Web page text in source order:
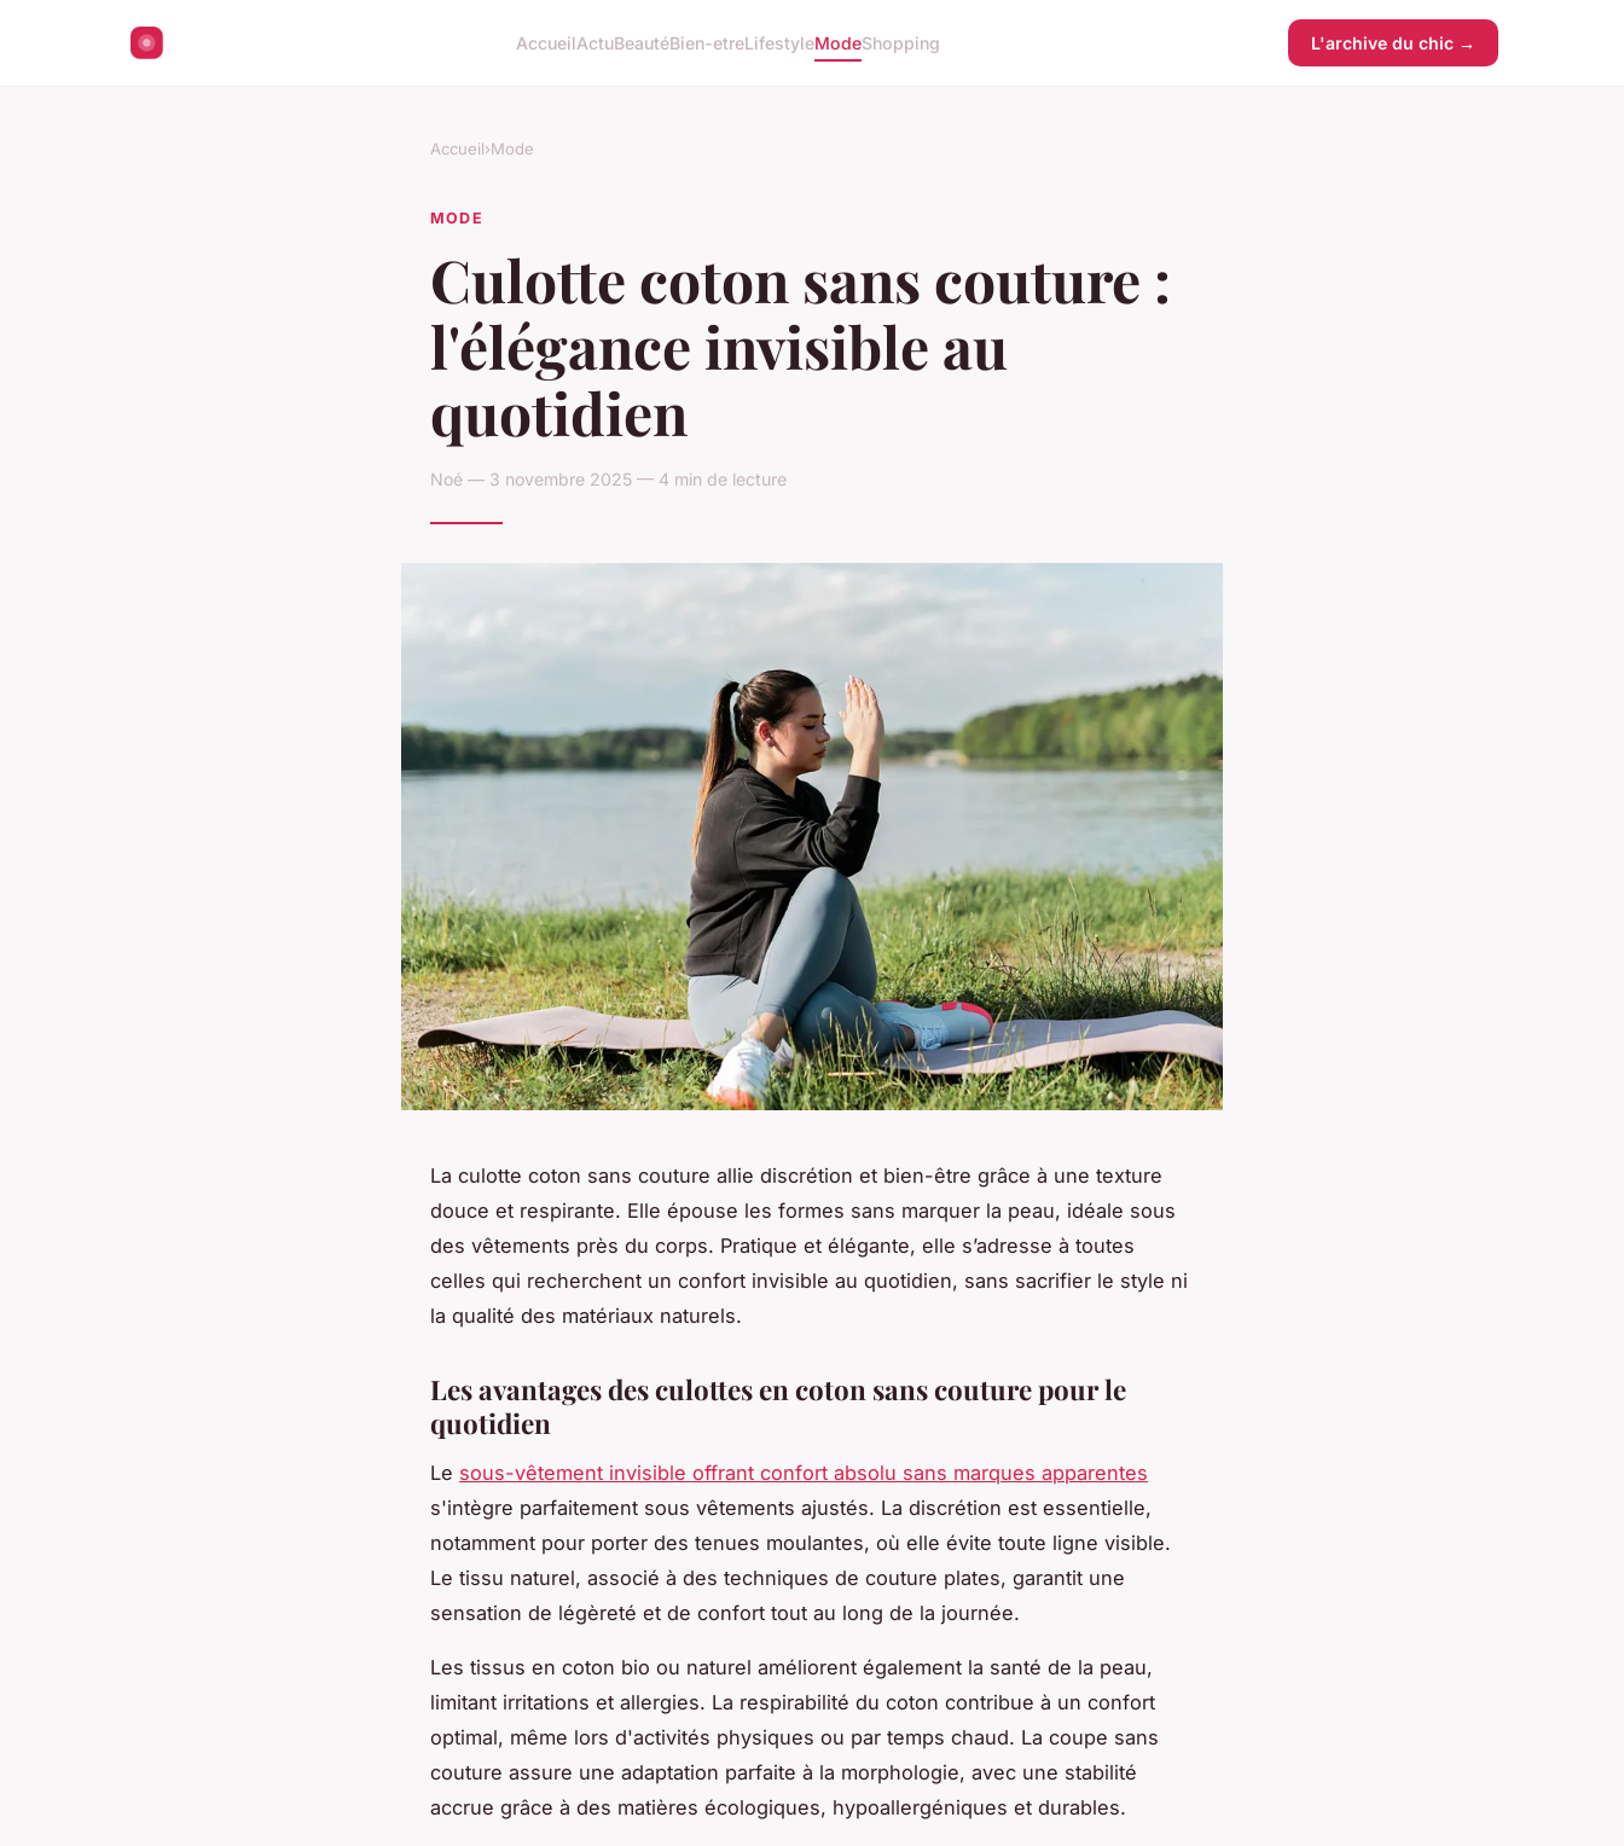
AccueilActuBeautéBien-etreLifestyleModeShopping L'archive du chic →
Accueil›Mode
MODE
Culotte coton sans couture :
l'élégance invisible au
quotidien
Noé — 3 novembre 2025 — 4 min de lecture
La culotte coton sans couture allie discrétion et bien-être grâce à une texture
douce et respirante. Elle épouse les formes sans marquer la peau, idéale sous
des vêtements près du corps. Pratique et élégante, elle s’adresse à toutes
celles qui recherchent un confort invisible au quotidien, sans sacrifier le style ni
la qualité des matériaux naturels.
Les avantages des culottes en coton sans couture pour le
quotidien
Le sous-vêtement invisible offrant confort absolu sans marques apparentes
s'intègre parfaitement sous vêtements ajustés. La discrétion est essentielle,
notamment pour porter des tenues moulantes, où elle évite toute ligne visible.
Le tissu naturel, associé à des techniques de couture plates, garantit une
sensation de légèreté et de confort tout au long de la journée.
Les tissus en coton bio ou naturel améliorent également la santé de la peau,
limitant irritations et allergies. La respirabilité du coton contribue à un confort
optimal, même lors d'activités physiques ou par temps chaud. La coupe sans
couture assure une adaptation parfaite à la morphologie, avec une stabilité
accrue grâce à des matières écologiques, hypoallergéniques et durables.